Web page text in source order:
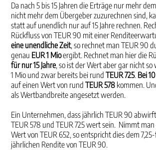
Da nach 5 bis 15 Jahren die Erträge nur mehr
nicht mehr dem Übergeber zuzurechnen sind,
statt auf unendlich nur auf 15 Jahre rechnen.
Rückfluss von TEUR 90 mit einer
eine unendliche Zeit, so rechnet man TEUR 90
genau EUR 1 Mioergibt. Rechnet man hier die
für nur 15 Jahre, so ist der Wert aber gar nicht
1 Mio und zwar bereits bei rundTEUR 725. Bei
auf einen Wert von rundTEUR 578 kommen.
als Wertband­breite angesetzt werden.
Ein Unter­nehmen, dass jährlich TEUR 90
TEUR 578 und TEUR 725 wert sein. Nimmt
Wert von TEUR 652, so entspricht dies dem
jährlichen Rendite von TEUR 90.